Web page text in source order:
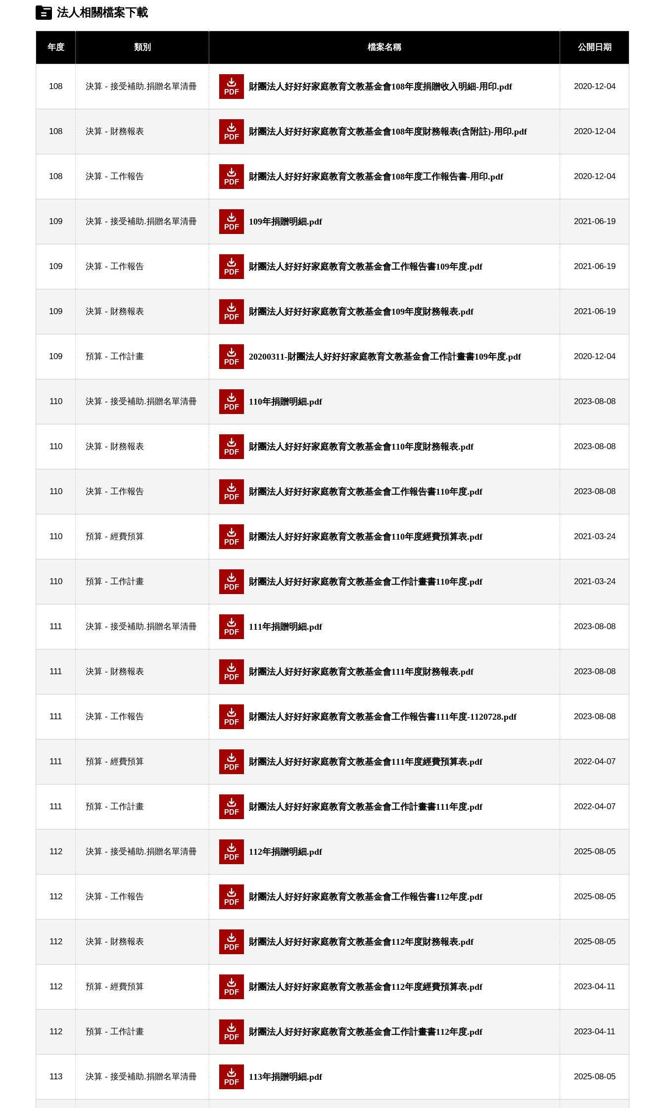
法人相關檔案下載
年度 類別 檔案名稱 公開日期
108 決算 - 接受補助.捐贈名單清冊
PDF
財團法人好好好家庭教育文教基金會108年度捐贈收入明細-用印.pdf 2020-12-04
108 決算 - 財務報表
PDF
財團法人好好好家庭教育文教基金會108年度財務報表(含附註)-用印.pdf 2020-12-04
108 決算 - 工作報告
PDF
財團法人好好好家庭教育文教基金會108年度工作報告書-用印.pdf 2020-12-04
109 決算 - 接受補助.捐贈名單清冊
PDF
109年捐贈明細.pdf 2021-06-19
109 決算 - 工作報告
PDF
財團法人好好好家庭教育文教基金會工作報告書109年度.pdf 2021-06-19
109 決算 - 財務報表
PDF
財團法人好好好家庭教育文教基金會109年度財務報表.pdf 2021-06-19
109 預算 - 工作計畫
PDF
20200311-財團法人好好好家庭教育文教基金會工作計畫書109年度.pdf 2020-12-04
110 決算 - 接受補助.捐贈名單清冊
PDF
110年捐贈明細.pdf 2023-08-08
110 決算 - 財務報表
PDF
財團法人好好好家庭教育文教基金會110年度財務報表.pdf 2023-08-08
110 決算 - 工作報告
PDF
財團法人好好好家庭教育文教基金會工作報告書110年度.pdf 2023-08-08
110 預算 - 經費預算
PDF
財團法人好好好家庭教育文教基金會110年度經費預算表.pdf 2021-03-24
110 預算 - 工作計畫
PDF
財團法人好好好家庭教育文教基金會工作計畫書110年度.pdf 2021-03-24
111 決算 - 接受補助.捐贈名單清冊
PDF
111年捐贈明細.pdf 2023-08-08
111 決算 - 財務報表
PDF
財團法人好好好家庭教育文教基金會111年度財務報表.pdf 2023-08-08
111 決算 - 工作報告
PDF
財團法人好好好家庭教育文教基金會工作報告書111年度-1120728.pdf 2023-08-08
111 預算 - 經費預算
PDF
財團法人好好好家庭教育文教基金會111年度經費預算表.pdf 2022-04-07
111 預算 - 工作計畫
PDF
財團法人好好好家庭教育文教基金會工作計畫書111年度.pdf 2022-04-07
112 決算 - 接受補助.捐贈名單清冊
PDF
112年捐贈明細.pdf 2025-08-05
112 決算 - 工作報告
PDF
財團法人好好好家庭教育文教基金會工作報告書112年度.pdf 2025-08-05
112 決算 - 財務報表
PDF
財團法人好好好家庭教育文教基金會112年度財務報表.pdf 2025-08-05
112 預算 - 經費預算
PDF
財團法人好好好家庭教育文教基金會112年度經費預算表.pdf 2023-04-11
112 預算 - 工作計畫
PDF
財團法人好好好家庭教育文教基金會工作計畫書112年度.pdf 2023-04-11
113 決算 - 接受補助.捐贈名單清冊
PDF
113年捐贈明細.pdf 2025-08-05